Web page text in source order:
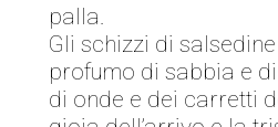
palla.
Gli schizzi di
profumo di sabbia e
di onde e dei carretti